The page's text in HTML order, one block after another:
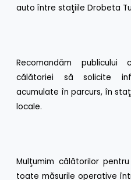
auto între staţiile Drobeta
Recomandăm
călătoriei să solicite
acumulate în parcurs, în
locale.
Mulţumim călătorilor
toate măsurile operative